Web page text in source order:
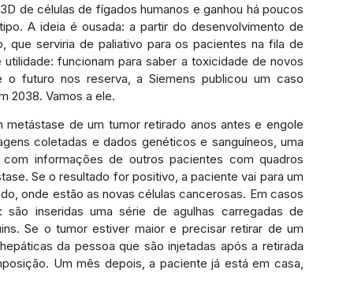
de células de fígados humanos e ganhou há poucos
A ideia é ousada: a partir do desenvolvimento de
serviria de paliativo para os pacientes na fila de
funcionam para saber a toxicidade de novos
futuro nos reserva, a Siemens publicou um caso
2038. Vamos a ele.
de um tumor retirado anos antes e engole
coletadas e dados genéticos e sanguíneos, uma
informações de outros pacientes com quadros
Se o resultado for positivo, a paciente vai para um
onde estão as novas células cancerosas. Em casos
inseridas uma série de agulhas carregadas de
Se o tumor estiver maior e precisar retirar de um
da pessoa que são injetadas após a retirada
Um mês depois, a paciente já está em casa,